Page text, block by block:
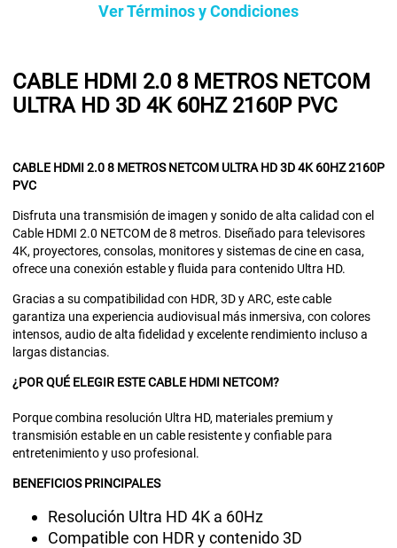
Ver Términos y Condiciones
CABLE HDMI 2.0 8 METROS NETCOM
ULTRA HD 3D 4K 60HZ 2160P PVC
CABLE HDMI 2.0 8 METROS NETCOM ULTRA HD 3D 4K 60HZ 2160P
PVC
Disfruta una transmisión de imagen y sonido de alta calidad con el
Cable HDMI 2.0 NETCOM de 8 metros. Diseñado para televisores
4K, proyectores, consolas, monitores y sistemas de cine en casa,
ofrece una conexión estable y fluida para contenido Ultra HD.
Gracias a su compatibilidad con HDR, 3D y ARC, este cable
garantiza una experiencia audiovisual más inmersiva, con colores
intensos, audio de alta fidelidad y excelente rendimiento incluso a
largas distancias.
¿POR QUÉ ELEGIR ESTE CABLE HDMI NETCOM?
Porque combina resolución Ultra HD, materiales premium y
transmisión estable en un cable resistente y confiable para
entretenimiento y uso profesional.
BENEFICIOS PRINCIPALES
Resolución Ultra HD 4K a 60Hz
Compatible con HDR y contenido 3D